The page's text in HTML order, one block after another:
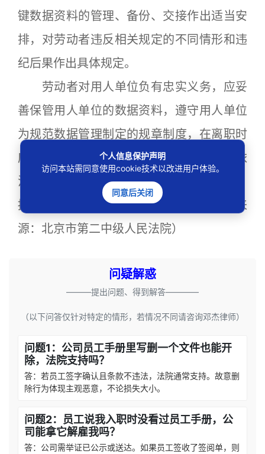
键数据资料的管理、备份、交接作出适当安
排，对劳动者违反相关规定的不同情形和违
纪后果作出具体规定。
劳动者对用人单位负有忠实义务，应妥
善保管用人单位的数据资料，遵守用人单位
为规范数据管理制定的规章制度，在离职时
应完整移交数据资料，发生劳动争议时应依
法理性维权，不做私自删除、篡改、扣留、
损坏用人单位数据资料的违法行为。（来
源：北京市第二中级人民法院）
问疑解惑
———提出问题、得到解答————
（以下问答仅针对特定的情形，若情况不同请咨询邓杰律师）
问题1：公司员工手册里写删一个文件也能开
除，法院支持吗？
答：若员工签字确认且条款不违法，法院通常支持。故意删
除行为体现主观恶意，不论损失大小。
问题2：员工说我入职时没看过员工手册，公
司能拿它解雇我吗？
答：公司需举证已公示或送达。如果员工签收了签阅单，则
个人信息保护声明
访问本站需同意使用cookie技术以改进用户体验。
同意后关闭